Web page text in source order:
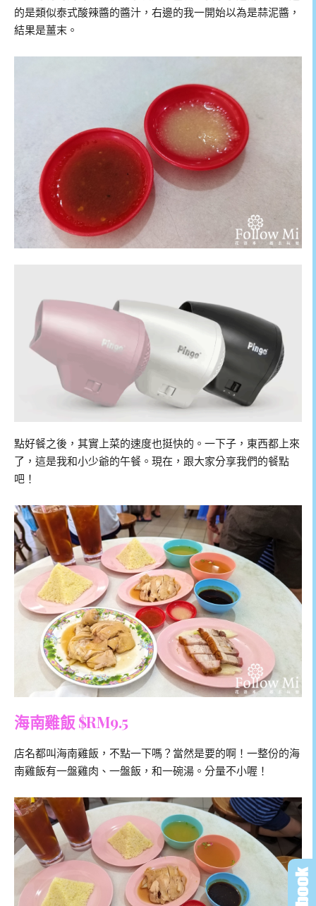
的是類似泰式酸辣醬的醬汁，右邊的我一開始以為是蒜泥醬，
結果是薑末。
點好餐之後，其實上菜的速度也挺快的。一下子，東西都上來
了，這是我和小少爺的午餐。現在，跟大家分享我們的餐點
吧！
海南雞飯 $RM9.5
店名都叫海南雞飯，不點一下嗎？當然是要的啊！一整份的海
南雞飯有一盤雞肉、一盤飯，和一碗湯。分量不小喔！